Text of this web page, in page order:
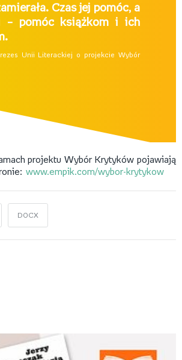
Czas jej pomóc, a
– pomóc książkom i ich
Unii Literackiej o projekcie Wybór
projektu Wybór Krytyków pojawiają
www.empik.com/wybor-krytykow
DOCX